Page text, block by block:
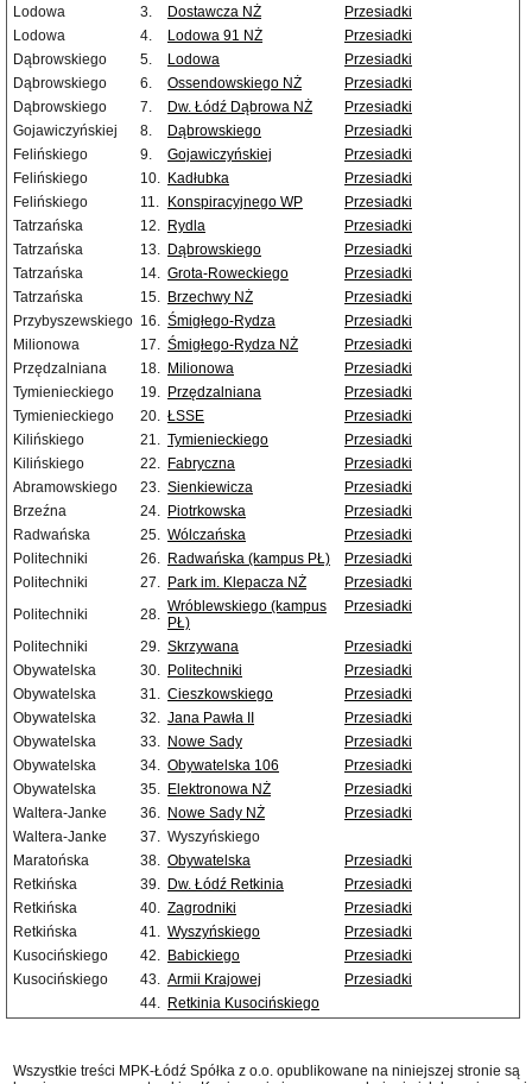
Lodowa
3. Dostawcza NŻ
Przesiadki
Lodowa
4. Lodowa 91 NŻ
Przesiadki
Dąbrowskiego
5. Lodowa
Przesiadki
Dąbrowskiego
6. Ossendowskiego NŻ
Przesiadki
Dąbrowskiego
7. Dw. Łódź Dąbrowa NŻ
Przesiadki
Gojawiczyńskiej
8. Dąbrowskiego
Przesiadki
Felińskiego
9. Gojawiczyńskiej
Przesiadki
Felińskiego
10. Kadłubka
Przesiadki
Felińskiego
11. Konspiracyjnego WP
Przesiadki
Tatrzańska
12. Rydla
Przesiadki
Tatrzańska
13. Dąbrowskiego
Przesiadki
Tatrzańska
14. Grota-Roweckiego
Przesiadki
Tatrzańska
15. Brzechwy NŻ
Przesiadki
Przybyszewskiego 16. Śmigłego-Rydza
Przesiadki
Milionowa
17. Śmigłego-Rydza NŻ
Przesiadki
Przędzalniana
18. Milionowa
Przesiadki
Tymienieckiego
19. Przędzalniana
Przesiadki
Tymienieckiego
20. ŁSSE
Przesiadki
Kilińskiego
21. Tymienieckiego
Przesiadki
Kilińskiego
22. Fabryczna
Przesiadki
Abramowskiego
23. Sienkiewicza
Przesiadki
Brzeźna
24. Piotrkowska
Przesiadki
Radwańska
25. Wólczańska
Przesiadki
Politechniki
26. Radwańska (kampus PŁ)
Przesiadki
Politechniki
27. Park im. Klepacza NŻ
Przesiadki
Politechniki
28. Wróblewskiego (kampus
PŁ)
Przesiadki
Politechniki 29. Skrzywana
Przesiadki
Obywatelska
30. Politechniki
Przesiadki
Obywatelska
31. Cieszkowskiego
Przesiadki
Obywatelska
32. Jana Pawła II
Przesiadki
Obywatelska
33. Nowe Sady
Przesiadki
Obywatelska
34. Obywatelska 106
Przesiadki
Obywatelska
35. Elektronowa NŻ
Przesiadki
Waltera-Janke
36. Nowe Sady NŻ
Przesiadki
Waltera-Janke
37. Wyszyńskiego
Maratońska
38. Obywatelska
Przesiadki
Retkińska
39. Dw. Łódź Retkinia
Przesiadki
Retkińska
40. Zagrodniki
Przesiadki
Retkińska
41. Wyszyńskiego
Przesiadki
Kusocińskiego
42. Babickiego
Przesiadki
Kusocińskiego
43. Armii Krajowej
Przesiadki
44. Retkinia Kusocińskiego
Wszystkie treści MPK-Łódź Spółka z o.o. opublikowane na niniejszej stronie są